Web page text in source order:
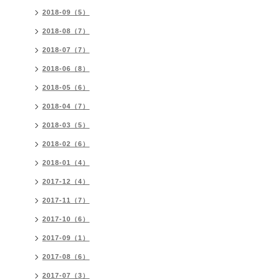
2018-09（5）
2018-08（7）
2018-07（7）
2018-06（8）
2018-05（6）
2018-04（7）
2018-03（5）
2018-02（6）
2018-01（4）
2017-12（4）
2017-11（7）
2017-10（6）
2017-09（1）
2017-08（6）
2017-07（3）